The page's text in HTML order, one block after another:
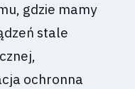
gdzie mamy
stale
ochronna